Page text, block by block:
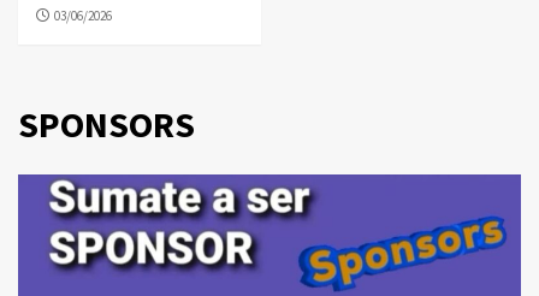
03/06/2026
SPONSORS